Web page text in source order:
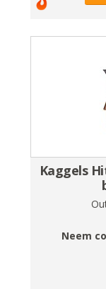
Kaggels
Neem